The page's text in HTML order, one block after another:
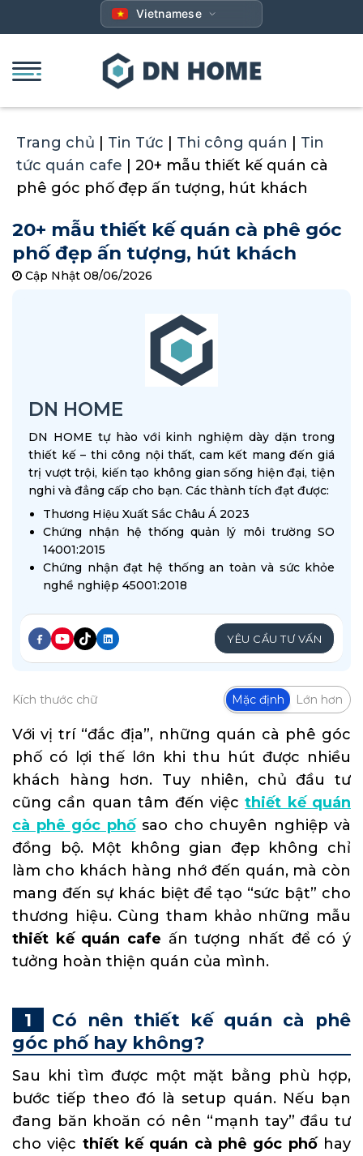
qua
dung
Vietnamese
Trang chủ Tin Tức Thi công quán
Tin
tức quán cafe
20+ mẫu thiết kế quán cà
phê góc phố đẹp ấn tượng, hút khách
20+ mẫu thiết kế quán cà phê góc
phố đẹp ấn tượng, hút khách
Cập Nhật 08/06/2026
DN HOME
DN HOME tự hào với kinh nghiệm dày dặn trong
thiết kế – thi công nội thất, cam kết mang đến giá
trị vượt trội, kiến tạo không gian sống hiện đại, tiện
nghi và đẳng cấp cho bạn. Các thành tích đạt được:
Thương Hiệu Xuất Sắc Châu Á 2023
Chứng nhận hệ thống quản lý môi trường SO
14001:2015
Chứng nhận đạt hệ thống an toàn và sức khỏe
nghề nghiệp 45001:2018
YÊU CẦU TƯ VẤN
Kích thước chữ Mặc định Lớn hơn
Với vị trí “đắc địa”, những quán cà phê góc
phố có lợi thế lớn khi thu hút được nhiều
khách hàng hơn. Tuy nhiên, chủ đầu tư
cũng cần quan tâm đến việcthiết kế quán
cà phê góc phốsao cho chuyên nghiệp và
đồng bộ. Một không gian đẹp không chỉ
làm cho khách hàng nhớ đến quán, mà còn
mang đến sự khác biệt để tạo “sức bật” cho
thương hiệu. Cùng tham khảo những mẫu
thiết kế quán cafe ấn tượng nhất để có ý
tưởng hoàn thiện quán của mình.
Có nên thiết kế quán cà phê
góc phố hay không?
Sau khi tìm được một mặt bằng phù hợp,
bước tiếp theo đó là setup quán. Nếu bạn
đang băn khoăn có nên “mạnh tay” đầu tư
cho việc thiết kế quán cà phê góc phốhay